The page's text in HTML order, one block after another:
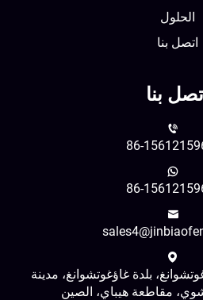
بنا
بنا
بلدة غاؤغوتشوانغ، مدينة
مقاطعة هيباي، الصين